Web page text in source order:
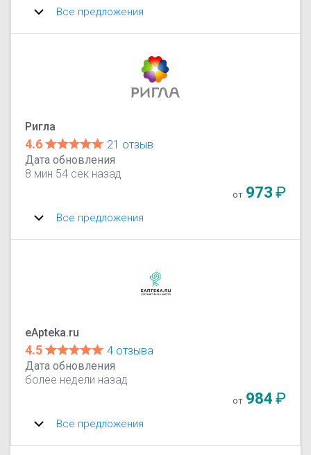
Все предложения
Ригла
4.6
21 отзыв
Дата обновления
8 мин 54 сек назад
от 973₽
Все предложения
eApteka.ru
4.5
4 отзыва
Дата обновления
более недели назад
от 984₽
Все предложения